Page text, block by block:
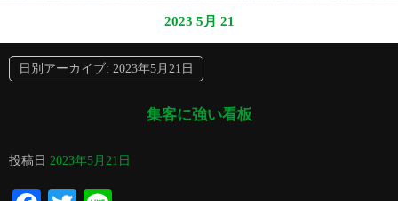
2023 5月 21
日別アーカイブ: 2023年5月21日
集客に強い看板
投稿日 2023年5月21日